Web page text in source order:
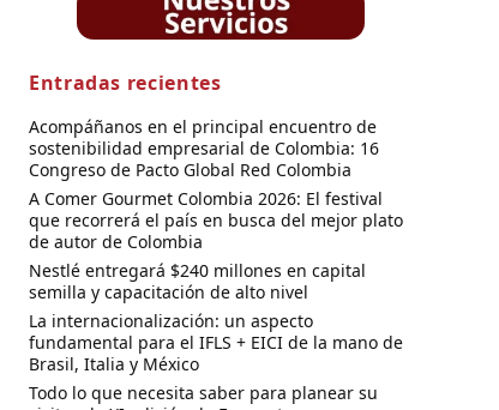
Entradas recientes
Acompáñanos en el principal encuentro de
sostenibilidad empresarial de Colombia: 16
Congreso de Pacto Global Red Colombia
A Comer Gourmet Colombia 2026: El festival
que recorrerá el país en busca del mejor plato
de autor de Colombia
Nestlé entregará $240 millones en capital
semilla y capacitación de alto nivel
La internacionalización: un aspecto
fundamental para el IFLS + EICI de la mano de
Brasil, Italia y México
Todo lo que necesita saber para planear su